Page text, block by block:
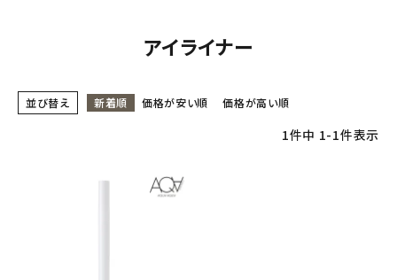
新商品
美容・コスメ・香水
アイライナー
並び替え 新着順 価格が安い順 価格が高い順
1件中 1-1件表示